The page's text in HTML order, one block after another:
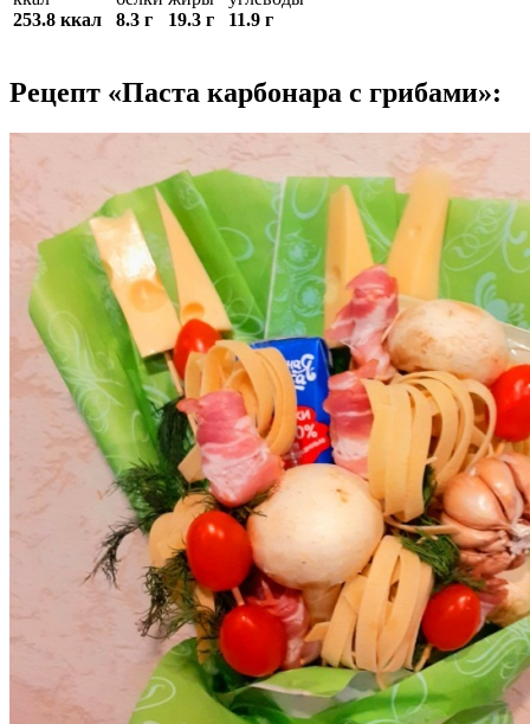
253.8 ккал
8.3 г
19.3 г
11.9 г
Рецепт «Паста карбонара с грибами»: